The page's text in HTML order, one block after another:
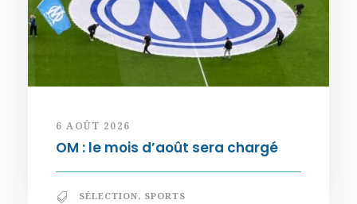
6 AOÛT 2026
OM : le mois d’août sera chargé
SÉLECTION, SPORTS